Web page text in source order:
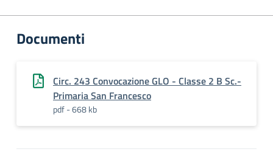
Documenti
Circ. 243 Convocazione GLO - Classe 2 B Sc.-
Primaria San Francesco
pdf - 668 kb